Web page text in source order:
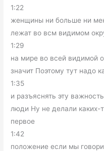
1:22
женщины ни больше ни
лежат во всм видимом
1:29
на мире во всей видимой
значит Поэтому тут надо
1:35
и разъяснять эту
люди Ну не делали каких-
первое
1:42
положение если мы